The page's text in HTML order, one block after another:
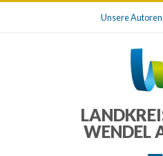
Unsere Autoren
WENDEL